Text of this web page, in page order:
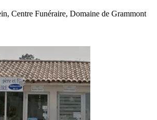
Centre Funéraire, Domaine de Grammont